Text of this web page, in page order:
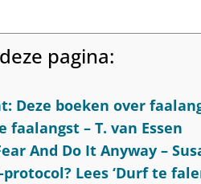
pagina:
Deze boeken over
faalangst – T. van Essen
And Do It Anyway –
protocol? Lees ‘Durf te